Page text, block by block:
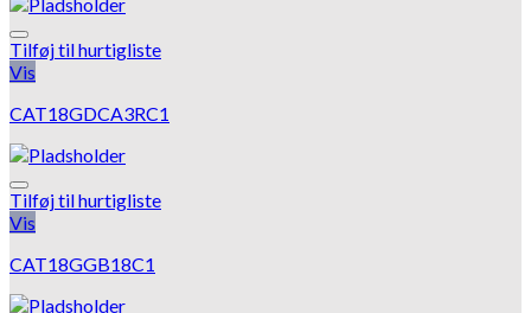
Tilføj til hurtigliste
Vis
CAT18GDCA3RC1
Tilføj til hurtigliste
Vis
CAT18GGB18C1